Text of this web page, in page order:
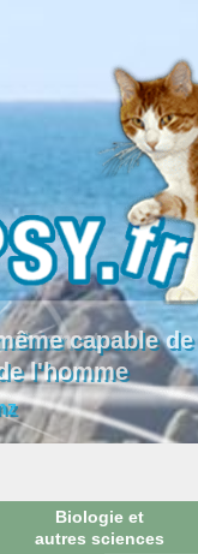
capable
l'homme
Biologie et
autres sciences